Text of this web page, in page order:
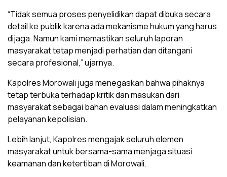
“Tidak semua proses penyelidikan dapat dibuka secara
detail ke publik karena ada mekanisme hukum yang harus
dijaga. Namun kami memastikan seluruh laporan
masyarakat tetap menjadi perhatian dan ditangani
secara profesional,” ujarnya.
Kapolres Morowali juga menegaskan bahwa pihaknya
tetap terbuka terhadap kritik dan masukan dari
masyarakat sebagai bahan evaluasi dalam meningkatkan
pelayanan kepolisian.
Lebih lanjut, Kapolres mengajak seluruh elemen
masyarakat untuk bersama-sama menjaga situasi
keamanan dan ketertiban di Morowali.